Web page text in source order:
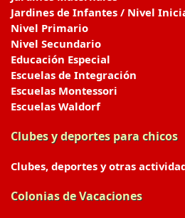
Jardines de Infantes / Nivel
Nivel Primario
Nivel Secundario
Educación Especial
Escuelas de Integración
Escuelas Montessori
Escuelas Waldorf
Clubes y deportes para chicos
Clubes, deportes y otras
Colonias de Vacaciones